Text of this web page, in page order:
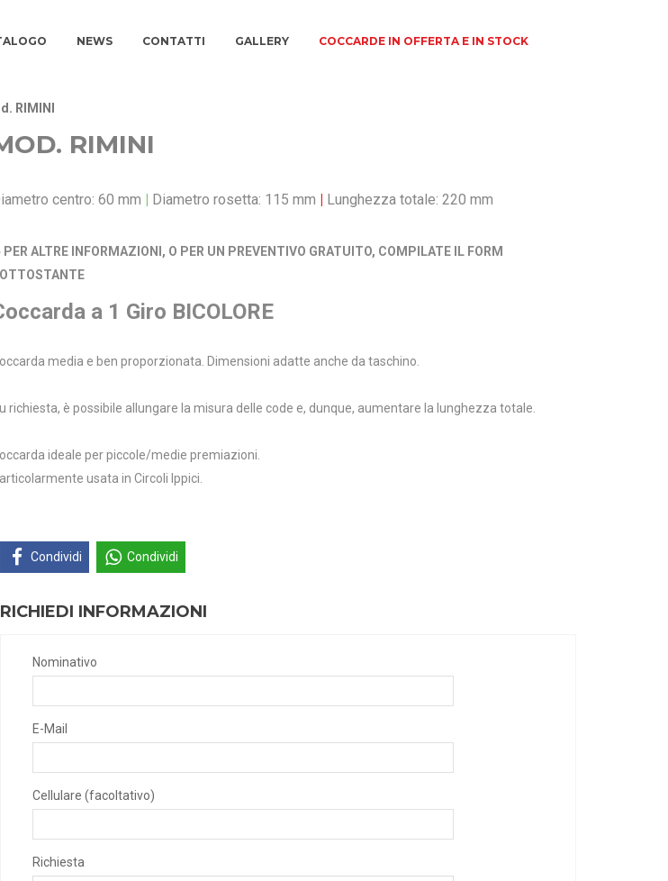
NEWS CONTATTI GALLERY COCCARDE IN OFFERTA E IN STOCK
RIMINI
RIMINI
centro: 60 mm | Diametro rosetta: 115 mm | Lunghezza totale: 220 mm
PER ALTRE INFORMAZIONI, O PER UN PREVENTIVO GRATUITO, COMPILATE IL FORM
a 1 Giro BICOLORE
media e ben proporzionata. Dimensioni adatte anche da taschino.
richiesta, è possibile allungare la misura delle code e, dunque, aumentare la lunghezza totale.
ideale per piccole/medie premiazioni.
usata in Circoli Ippici.
Condividi Condividi
RICHIEDI INFORMAZIONI
Nominativo
E-Mail
Cellulare (facoltativo)
Richiesta